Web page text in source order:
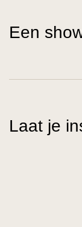
Een
Laat je